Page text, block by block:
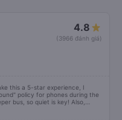
4.8
(3966 đánh giá)
this a 5-star experience, I
policy for phones during the
bus, so quiet is key! Also,
the cabin for convenience. I